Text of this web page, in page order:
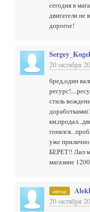
сегодня в
двигатели не
дорогое!
20 октября
бред,один
стиль
уже
БЕРЕТ!! Лил
магазине
автор
20 октября